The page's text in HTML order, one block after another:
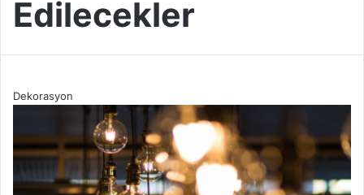
Edilecekler
Dekorasyon